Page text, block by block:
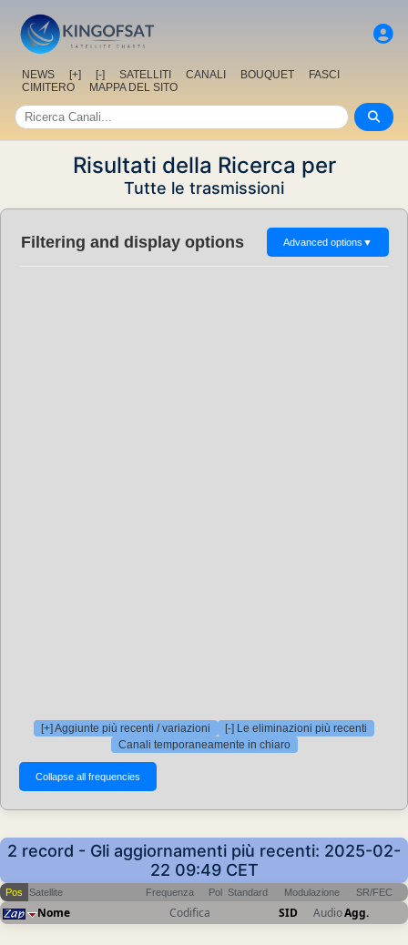
NEWS [+] [-] SATELLITI CANALI BOUQUET
FASCI
CIMITERO
MAPPA DEL SITO
Risultati della Ricerca per
Tutte le trasmissioni
Filtering and display options Advanced options ▼
[+] Aggiunte più recenti / variazioni
[-] Le eliminazioni più recenti
Canali temporaneamente in chiaro
2 record - Gli aggiornamenti più recenti: 2025-02-
22 09:49 CET
Pos Satellite Frequenza Pol Standard Modulazione SR/FEC
Nome Codifica SID AudioAgg.